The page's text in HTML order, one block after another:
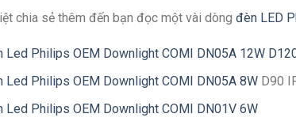
chia sẻ thêm đến bạn đọc một vài dòng đèn LED
Led Philips OEM Downlight COMI DN05A 12W
Led Philips OEM Downlight COMI DN05A 8W D90
Led Philips OEM Downlight COMI DN01V 6W